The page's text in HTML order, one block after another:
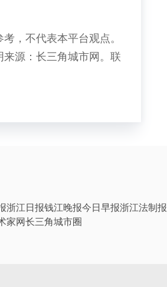
，不代表本平台观点。
源：长三角城市网。联
浙江日报钱江晚报今日早报浙江法制报
家网长三角城市圈